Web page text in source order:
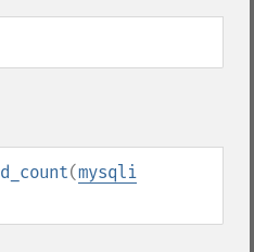
(mysqli